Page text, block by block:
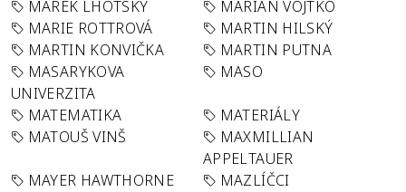
MAREK LHOTSKÝ
MARIAN VOJTKO
MARIE ROTTROVÁ
MARTIN HILSKÝ
MARTIN KONVIČKA
MARTIN PUTNA
MASARYKOVA
UNIVERZITA
MASO
MATEMATIKA
MATERIÁLY
MATOUŠ VINŠ
MAXMILLIAN
APPELTAUER
MAYER HAWTHORNE
MAZLÍČCI